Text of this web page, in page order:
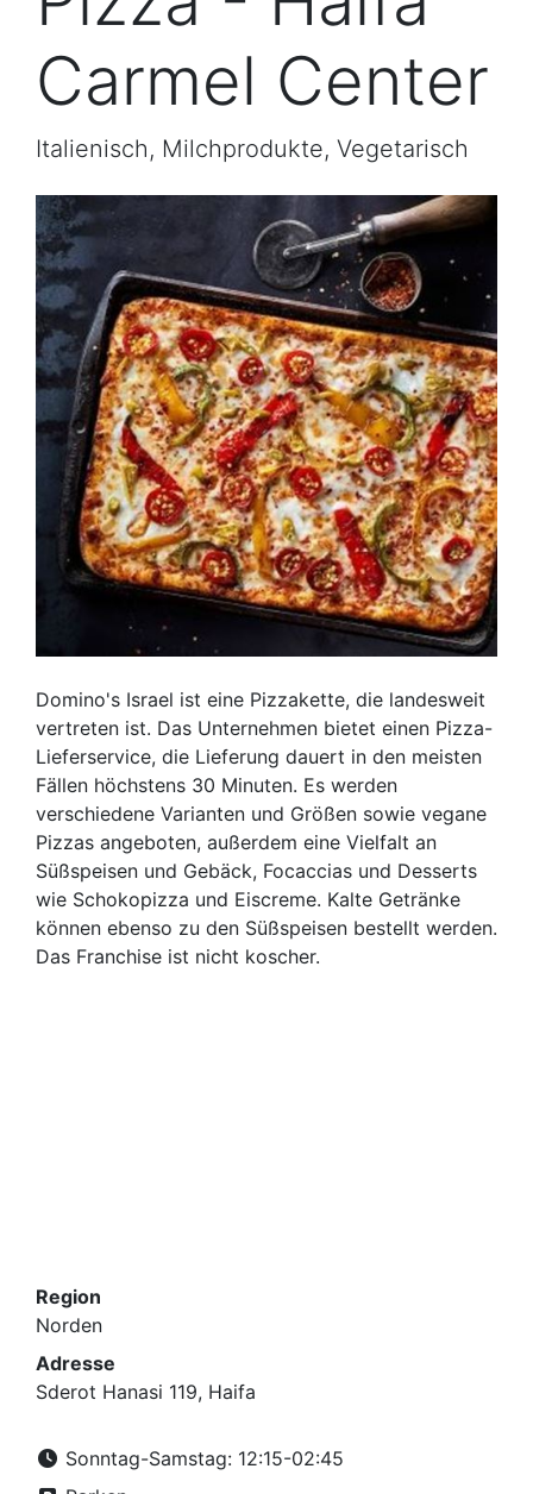
Carmel Center
Italienisch, Milchprodukte, Vegetarisch
Domino's Israel ist eine Pizzakette, die landesweit
vertreten ist. Das Unternehmen bietet einen Pizza-
Lieferservice, die Lieferung dauert in den meisten
Fällen höchstens 30 Minuten. Es werden
verschiedene Varianten und Größen sowie vegane
Pizzas angeboten, außerdem eine Vielfalt an
Süßspeisen und Gebäck, Focaccias und Desserts
wie Schokopizza und Eiscreme. Kalte Getränke
können ebenso zu den Süßspeisen bestellt werden.
Das Franchise ist nicht koscher.
Region
Norden
Adresse
Sderot Hanasi 119, Haifa
Sonntag-Samstag: 12:15-02:45